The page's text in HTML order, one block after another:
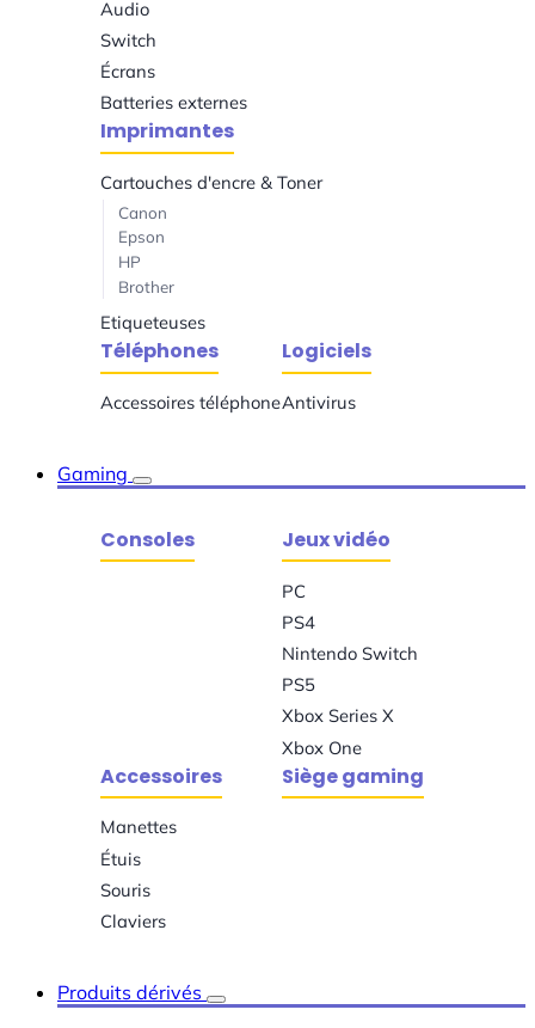
Audio
Switch
Écrans
Batteries externes
Imprimantes
Cartouches d'encre & Toner
Canon
Epson
HP
Brother
Etiqueteuses
Téléphones
Accessoires téléphone
Logiciels
Antivirus
Gaming
Consoles Jeux vidéo
PC
PS4
Nintendo Switch
PS5
Xbox Series X
Xbox One
Accessoires
Manettes
Étuis
Souris
Claviers
Siège gaming
Produits dérivés